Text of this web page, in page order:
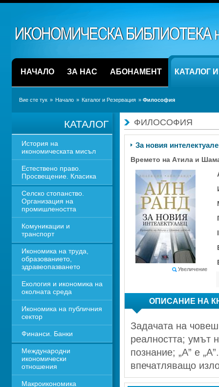
НАЧАЛО ЗА НАС АБОНАМЕНТ КАТАЛОГ
Вие сте тук » Начало » Каталог и Резервация » Философия
КАТАЛОГ
История на
икономическата мисъл
Естествено право.
Просвещение. Класика
Селско стопанство.
Организация на
промишлеността
Комуникации и
транспорт
Икономика на труда,
образованието,
здравеопазването
Екология и икономика на
околната среда
Икономика на публичния
сектор
Финанси. Банки
Международни
икономически
отношения
Макроикономика
ФИЛОСОФИЯ
За новия
Времето на Атила и
Увеличение
ОПИСАНИЕ НА
Задачата на
реалността; умът
познание; „А” е
впечатляващо